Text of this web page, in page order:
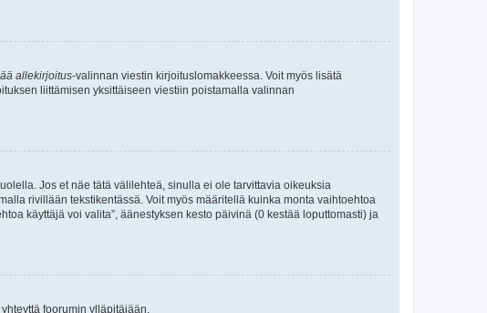
allekirjoitus-valinnan viestin kirjoituslomakkeessa. Voit myös lisätä
liittämisen yksittäiseen viestiin poistamalla valinnan
Jos et näe tätä välilehteä, sinulla ei ole tarvittavia oikeuksia
rivillään tekstikentässä. Voit myös määritellä kuinka monta vaihtoehtoa
käyttäjä voi valita”, äänestyksen kesto päivinä (0 kestää loputtomasti) ja
foorumin ylläpitäjään.